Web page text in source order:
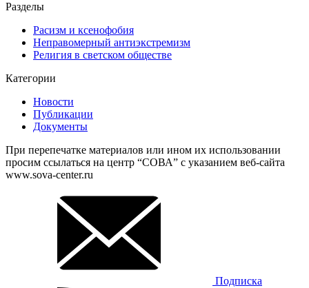
Разделы
Расизм и ксенофобия
Неправомерный антиэкстремизм
Религия в светском обществе
Категории
Новости
Публикации
Документы
При перепечатке материалов или ином их использовании
просим ссылаться на центр “СОВА” с указанием веб-сайта
www.sova-center.ru
Подписка